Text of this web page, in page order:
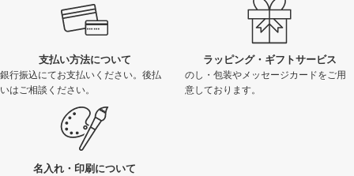
支払い方法について
銀行振込にてお支払いください。後払
いはご相談ください。
ラッピング・ギフトサービス
のし・包装やメッセージカードをご用
意しております。
名入れ・印刷について